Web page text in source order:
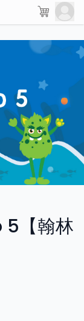
5【翰林